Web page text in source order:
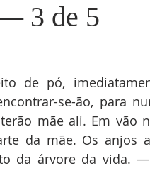
3 de 5
de pó,
se-ão, para
mãe ali. Em vão
da mãe. Os anjos
da árvore da vida. —